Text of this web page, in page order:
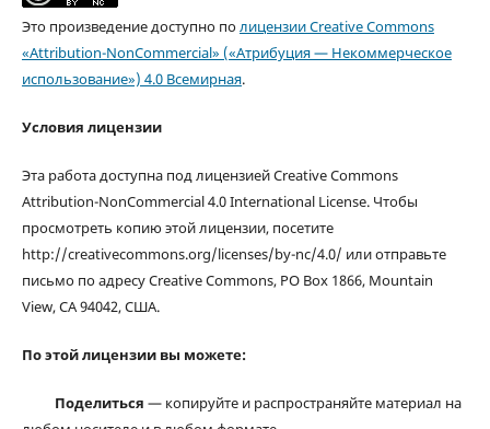
Это произведение доступно полицензии Creative Commons
«Attribution-NonCommercial» («Атрибуция — Некоммерческое
использование») 4.0 Всемирная.
Условия лицензии
Эта работа доступна под лицензией Creative Commons
Attribution-NonCommercial 4.0 International License. Чтобы
просмотреть копию этой лицензии, посетите
http://creativecommons.org/licenses/by-nc/4.0/ или отправьте
письмо по адресу Creative Commons, PO Box 1866, Mountain
View, CA 94042, США.
По этой лицензии вы можете:
Поделиться — копируйте и распространяйте материал на